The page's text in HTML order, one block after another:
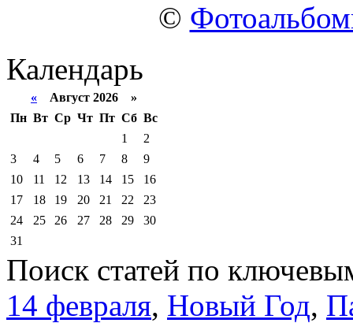
©
Календарь
« Август 2026 »
Пн Вт Ср Чт Пт Сб Вс
1
2
3
4 5 6 7 8
9
10
11 12 13 14 15
16
17
18 19 20 21 22
23
24
25 26 27 28 29
30
31
Поиск статей по
14 февраля, Новый Год,